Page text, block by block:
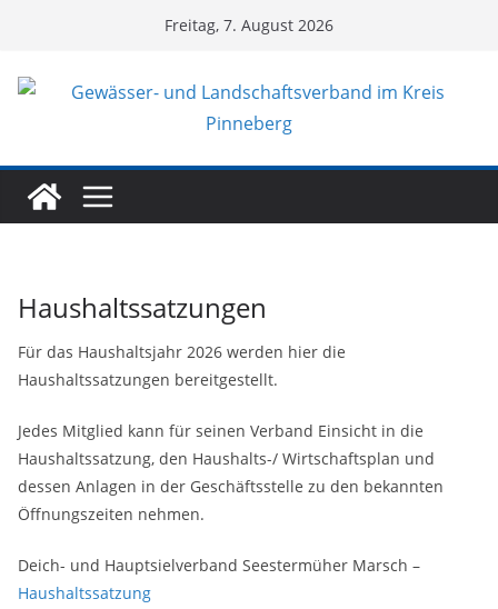
springen
Freitag, 7. August 2026
Haushaltssatzungen
Für das Haushaltsjahr 2026 werden hier die
Haushaltssatzungen bereitgestellt.
Jedes Mitglied kann für seinen Verband Einsicht in die
Haushaltssatzung, den Haushalts-/ Wirtschaftsplan und
dessen Anlagen in der Geschäftsstelle zu den bekannten
Öffnungszeiten nehmen.
Deich- und Hauptsielverband Seestermüher Marsch –
Haushaltssatzung